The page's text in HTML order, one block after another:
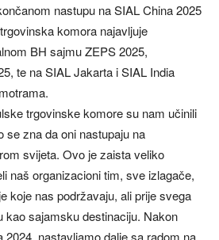
nastupu na SIAL China 2025
komora najavljuje
BH sajmu ZEPS 2025,
te na SIAL Jakarta i SIAL India
trgovinske komore su nam učinili
zna da oni nastupaju na
svijeta. Ovo je zaista veliko
naš organizacioni tim, sve izlagače,
koje nas podržavaju, ali prije svega
kao sajamsku destinaciju. Nakon
nastavljamo dalje sa radom na